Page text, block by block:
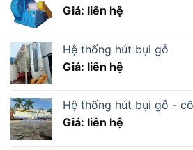
Giá: liên hệ
Hệ thống hút bụi gỗ
Giá: liên hệ
Hệ thống hút bụi gỗ -
Giá: liên hệ